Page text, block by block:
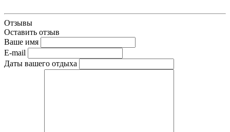
Отзывы
Оставить отзыв
Ваше имя
E-mail
Даты вашего отдыха